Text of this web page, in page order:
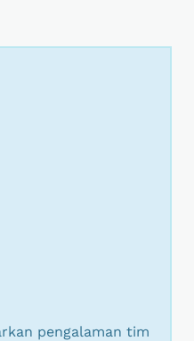
pengalaman tim